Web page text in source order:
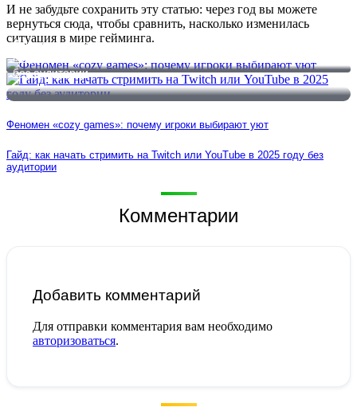
И не забудьте сохранить эту статью: через год вы можете
вернуться сюда, чтобы сравнить, насколько изменилась
ситуация в мире гейминга.
Феномен «cozy games»: почему игроки выбирают уют
Гайд: как начать стримить на Twitch или YouTube в 2025 году
без аудитории
Феномен «cozy games»: почему игроки выбирают уют
Гайд: как начать стримить на Twitch или YouTube в 2025 году без
аудитории
Комментарии
Добавить комментарий
Для отправки комментария вам необходимо
авторизоваться.